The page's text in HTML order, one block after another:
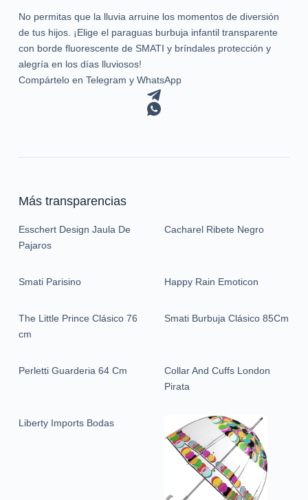
No permitas que la lluvia arruine los momentos de diversión
de tus hijos. ¡Elige el paraguas burbuja infantil transparente
con borde fluorescente de SMATI y bríndales protección y
alegría en los días lluviosos!
Compártelo en Telegram y WhatsApp
Más transparencias
Esschert Design Jaula De
Pajaros
Cacharel Ribete Negro
Smati Parisino Happy Rain Emoticon
The Little Prince Clásico 76
cm
Smati Burbuja Clásico 85Cm
Perletti Guarderia 64 Cm
Collar And Cuffs London
Pirata
Liberty Imports Bodas